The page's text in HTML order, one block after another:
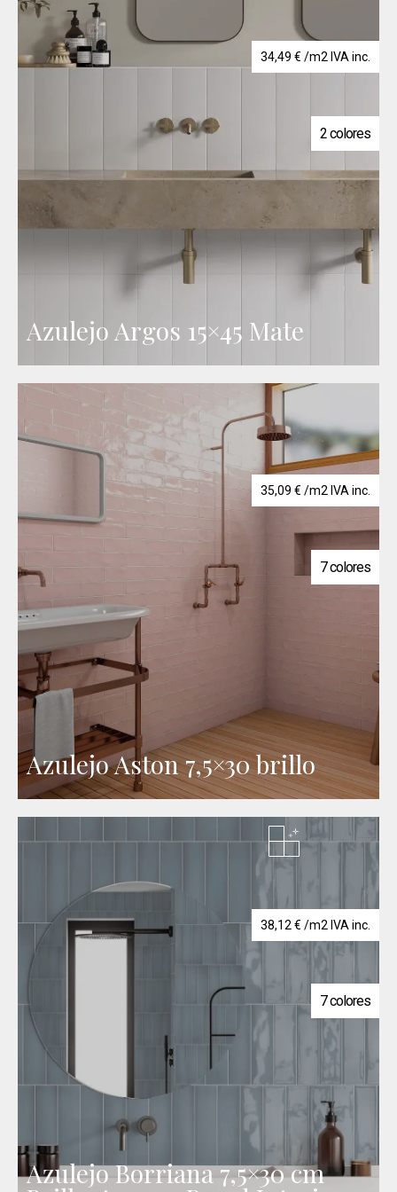
34,49 € /m2 IVA inc.
2 colores
Azulejo Argos 15×45 Mate
35,09 € /m2 IVA inc.
7 colores
Azulejo Aston 7,5×30 brillo
38,12 € /m2 IVA inc.
7 colores
Azulejo Borriana 7,5×30 cm